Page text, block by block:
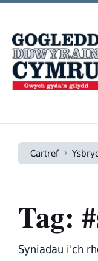
Skip
Skip
navigation
Skip
Cartref
Tag:
Syniadau i'ch